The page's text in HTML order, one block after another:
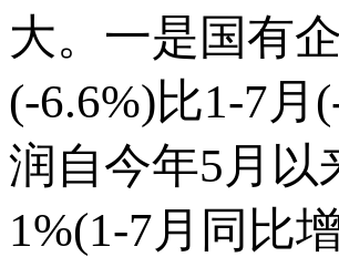
大。一是国有
(-6.6%)比1-7
润自今年5月以
1%(1-7月同比